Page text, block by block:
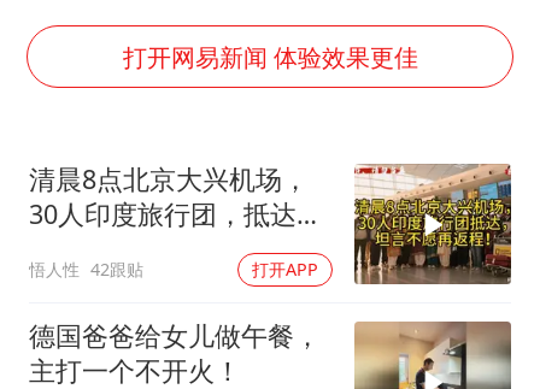
宇树科技中一签需缴款7.54万元
今日立秋你咬秋了吗
夯实基础开新局
打开网易新闻 体验效果更佳
清晨8点北京大兴机场，
30人印度旅行团，抵达，
悟人性 42跟贴 打开APP
德国爸爸给女儿做午餐，
主打一个不开火！